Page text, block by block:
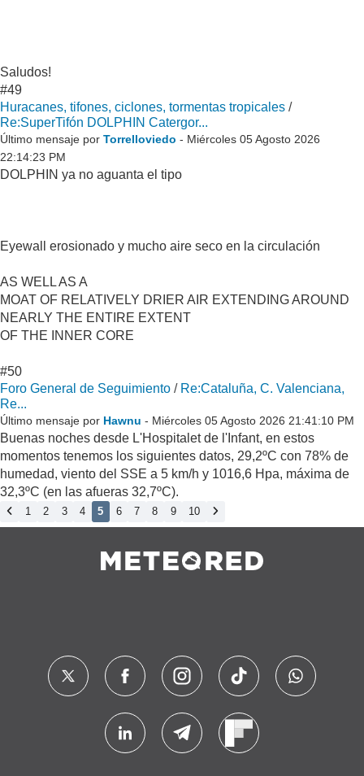
Saludos!
#49
Huracanes, tifones, ciclones, tormentas tropicales /
Re:SuperTifón DOLPHIN Catergor...
Último mensaje por Torrelloviedo - Miércoles 05 Agosto 2026
22:14:23 PM
DOLPHIN ya no aguanta el tipo
Eyewall erosionado y mucho aire seco en la circulación
AS WELL AS A
MOAT OF RELATIVELY DRIER AIR EXTENDING AROUND
NEARLY THE ENTIRE EXTENT
OF THE INNER CORE
#50
Foro General de Seguimiento / Re:Cataluña, C. Valenciana,
Re...
Último mensaje por Hawnu - Miércoles 05 Agosto 2026 21:41:10 PM
Buenas noches desde L'Hospitalet de l'Infant, en estos
momentos tenemos los siguientes datos, 29,2ºC con 78% de
humedad, viento del SSE a 5 km/h y 1016,6 Hpa, máxima de
32,3ºC (en las afueras 32,7ºC).
1 2 3 4 5 6 7 8 9 10